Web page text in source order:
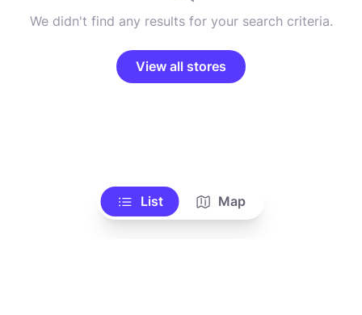
We didn't find any results for your search criteria.
View all stores
List Map